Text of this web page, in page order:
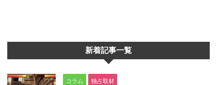
新着記事一覧
コラム 独占取材